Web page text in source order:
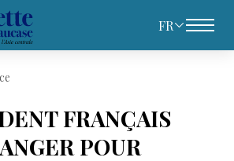
FR
FRANÇAIS
POUR